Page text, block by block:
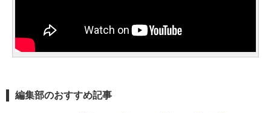
編集部のおすすめ記事